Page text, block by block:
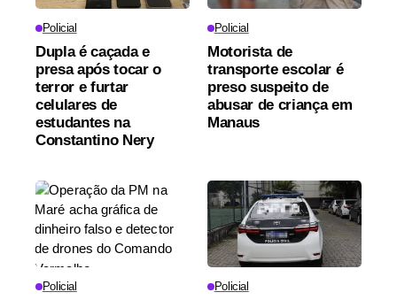
Policial
Dupla é caçada e
presa após tocar o
terror e furtar
celulares de
estudantes na
Constantino Nery
Policial
Motorista de
transporte escolar é
preso suspeito de
abusar de criança em
Manaus
Policial Policial